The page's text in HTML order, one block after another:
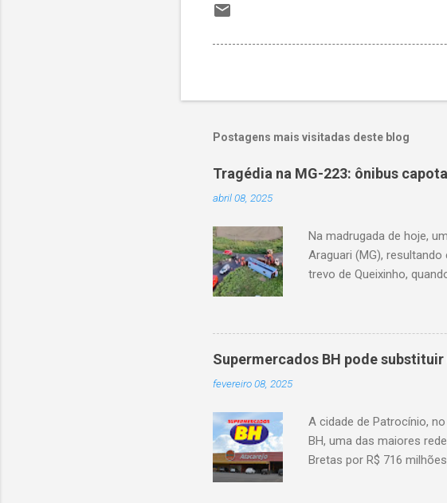
Postagens mais visitadas deste blog
Tragédia na MG-223: ônibus
abril 08, 2025
Na madrugada de hoje,
Araguari (MG),
trevo de Queixinho,
oito anos. Nove dos
Supermercados BH pode
fevereiro 08, 2025
A cidade de Patrocínio,
BH, uma das maiores
Bretas por R$ 716
Atacarejo, localizado na